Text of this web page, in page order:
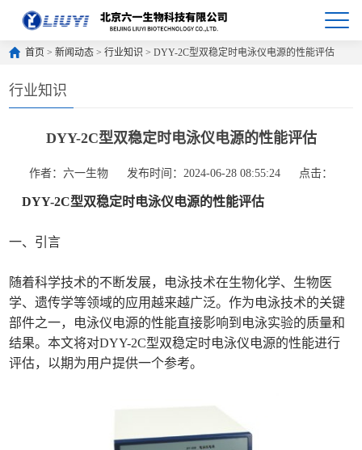
首页 >新闻动态 >行业知识 > DYY-2C型双稳定时电泳仪电源的性能评估
行业知识
DYY-2C型双稳定时电泳仪电源的性能评估
作者：六一生物 发布时间：2024-06-28 08:55:24 点击：
DYY-2C型双稳定时电泳仪电源的性能评估
一、引言
随着科学技术的不断发展，电泳技术在生物化学、生物医
学、遗传学等领域的应用越来越广泛。作为电泳技术的关键
部件之一，电泳仪电源的性能直接影响到电泳实验的质量和
结果。本文将对DYY-2C型双稳定时电泳仪电源的性能进行
评估，以期为用户提供一个参考。